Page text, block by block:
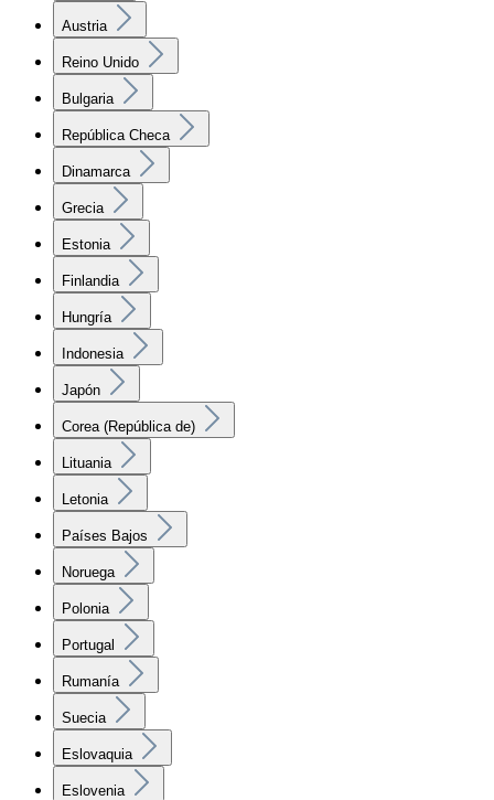
Austria
Reino Unido
Bulgaria
República Checa
Dinamarca
Grecia
Estonia
Finlandia
Hungría
Indonesia
Japón
Corea (República de)
Lituania
Letonia
Países Bajos
Noruega
Polonia
Portugal
Rumanía
Suecia
Eslovaquia
Eslovenia